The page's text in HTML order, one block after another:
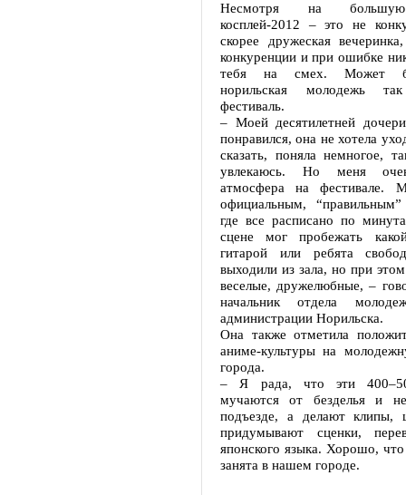
Несмотря на
косплей-2012 – это не
скорее дружеская
конкуренции и при ошибке
тебя на смех. Может
норильская молодежь
фестиваль.
– Моей десятилетней
понравился, она не хотела
сказать, поняла немногое,
увлекаюсь. Но меня
атмосфера на фестивале.
официальным,
где все расписано по
сцене мог пробежать
гитарой или ребята
выходили из зала, но при
веселые, дружелюбные, –
начальник отдела
администрации Норильска.
Она также отметила
аниме-культуры на
города.
– Я рада, что эти
мучаются от безделья и
подъезде, а делают
придумывают сценки,
японского языка. Хорошо,
занята в нашем городе.